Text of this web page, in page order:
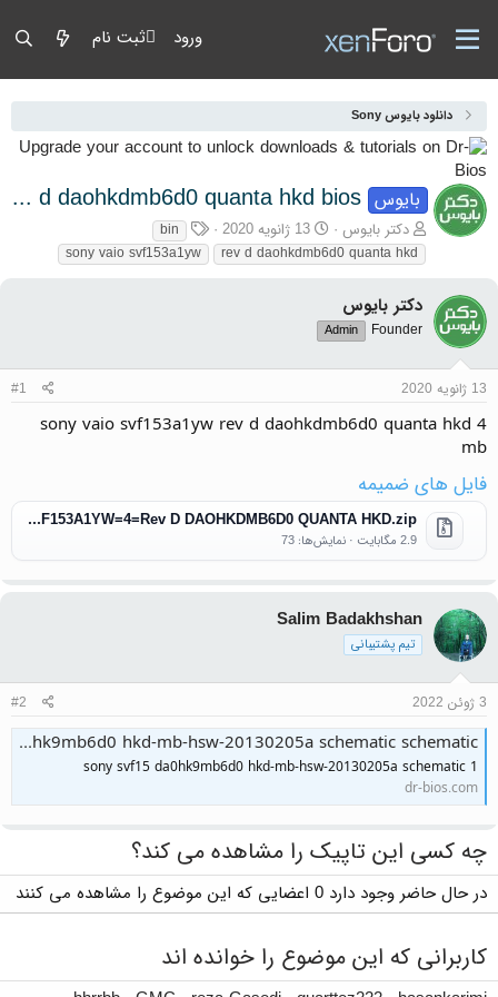
ورود ثبت نام
دانلود بایوس Sony
بایوس sony vaio svf153a1yw rev d daohkdmb6d0 quanta hkd bios
آغازگر گفتمان
دکتر بایوس تاریخ شروع
13 ژانویه 2020 برچسب‌ها
bin
rev d daohkdmb6d0 quanta hkd
sony vaio svf153a1yw
دکتر بایوس
Founder
Admin
13 ژانویه 2020 #1
sony vaio svf153a1yw rev d daohkdmb6d0 quanta hkd 4
mb
فایل های ضمیمه
Sony Vaio SVF153A1YW=4=Rev D DAOHKDMB6D0 QUANTA HKD.zip
2.9 مگابایت · نمایش‌ها: 73
Salim Badakhshan
تیم پشتیبانی
3 ژوئن 2022 #2
sony svf15 da0hk9mb6d0 hkd-mb-hsw-20130205a schematic schematic
sony svf15 da0hk9mb6d0 hkd-mb-hsw-20130205a schematic 1
dr-bios.com
چه کسی این تاپیک را مشاهده می کند؟
در حال حاضر وجود دارد 0 اعضایی که این موضوع را مشاهده می کنند
کاربرانی که این موضوع را خوانده اند